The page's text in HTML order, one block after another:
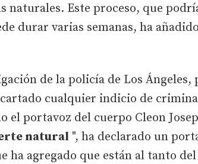
naturales. Este proceso, que
durar varias semanas, ha
de la policía de Los Ángeles,
cualquier indicio de
el portavoz del cuerpo Cleon
natural ", ha declarado un
ha agregado que están al tanto